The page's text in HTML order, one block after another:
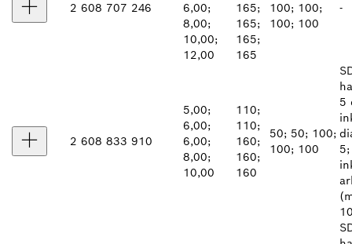
2 608 707 246
6,00;
8,00;
10,00;
12,00
165;
165;
165;
165
100; 100;
100; 100
-
2 608 833 910
5,00;
6,00;
6,00;
8,00;
10,00
110;
110;
160;
160;
160
50; 50; 100;
100; 100
5